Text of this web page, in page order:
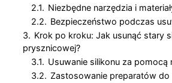
2.1. Niezbędne narzędzia i
2.2. Bezpieczeństwo podczas
3. Krok po kroku: Jak usunąć stary
prysznicowej?
3.1. Usuwanie silikonu za pomocą
3.2. Zastosowanie preparatów do